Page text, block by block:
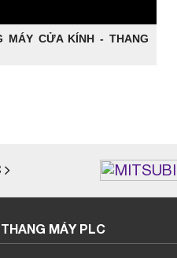
MÁY CỬA KÍNH - THANG
MÁY PLC